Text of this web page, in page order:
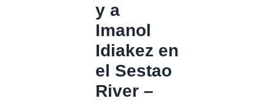
y a
Imanol
Idiakez en
el Sestao
River –